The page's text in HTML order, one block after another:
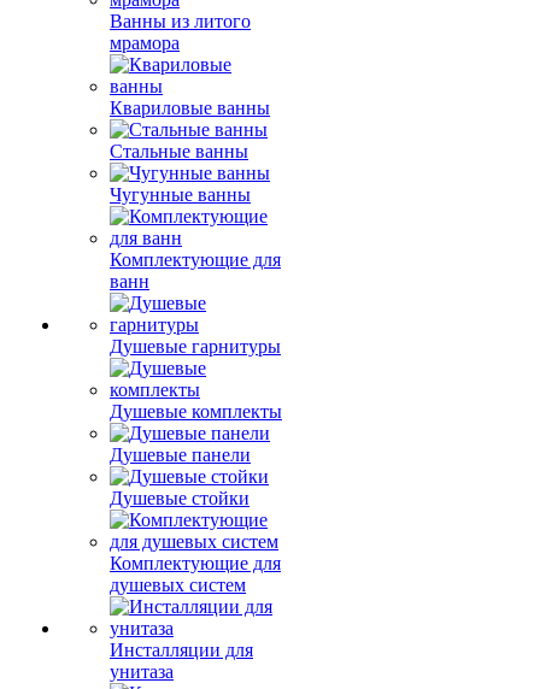
Ванны из литого
мрамора
Квариловые ванны
Стальные ванны
Чугунные ванны
Комплектующие для
ванн
Душевые гарнитуры
Душевые комплекты
Душевые панели
Душевые стойки
Комплектующие для
душевых систем
Инсталляции для
унитаза